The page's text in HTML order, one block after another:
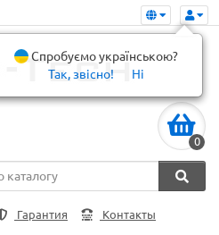
0
Гарантия Контакты
Спробуємо українською?
Так, звісно!
Ні